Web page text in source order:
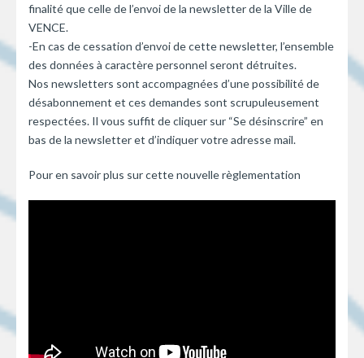
finalité que celle de l’envoi de la newsletter de la Ville de
VENCE.
-En cas de cessation d’envoi de cette newsletter, l’ensemble
des données à caractère personnel seront détruites.
Nos newsletters sont accompagnées d’une possibilité de
désabonnement et ces demandes sont scrupuleusement
respectées. Il vous suffit de cliquer sur “Se désinscrire” en
bas de la newsletter et d’indiquer votre adresse mail.
Pour en savoir plus sur cette nouvelle règlementation